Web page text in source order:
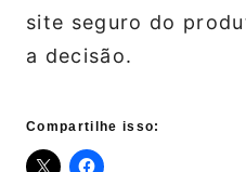
site seguro do
a decisão.
Compartilhe isso: